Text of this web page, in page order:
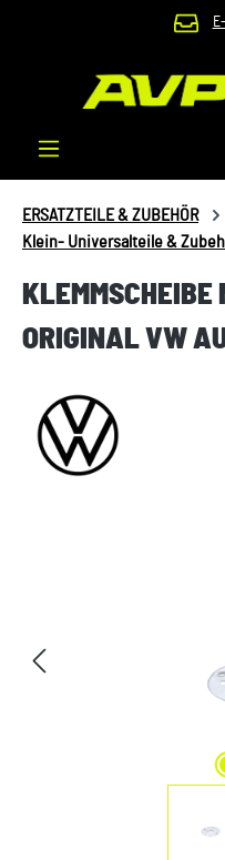
Zum Hauptinhalt springen
ERSATZTEILE & ZUBEHÖR
Klein- Universalteile &
ORIGINAL VW